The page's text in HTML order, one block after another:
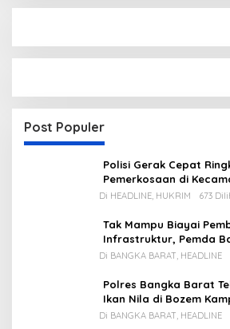
Post Populer
Polisi Gerak Cepat
Pemerkosaan di
Di HEADLINE, HUKRIM 673
Tak Mampu Biayai
Infrastruktur, Pemda
Utang Rp65 M
Di BANGKA BARAT, HEADLINE
Polres Bangka Barat
Ikan Nila di Bozem
Di BANGKA BARAT, HEADLINE